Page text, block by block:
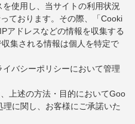
使用し、当サイトの利用状況
ております。その際、「Cooki
アドレスなどの情報を収集する
集される情報は個人を特定で
バシーポリシーにおいて管理
上述の方法・目的においてGoo
に関し、お客様にご承諾いた